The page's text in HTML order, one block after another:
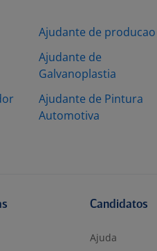
Ajudante de producao
Ajudante de
Galvanoplastia
Ajudante de Pintura
Automotiva
Candidatos
Ajuda